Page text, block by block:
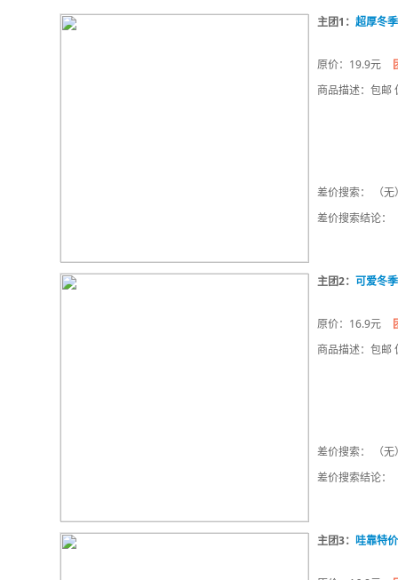
主团1： 超厚冬
原价：19.9元
商品描述：包邮
差价搜索： （无
差价搜索结论：
主团2： 可爱冬
原价：16.9元
商品描述：包邮
差价搜索： （无
差价搜索结论：
主团3： 哇靠特